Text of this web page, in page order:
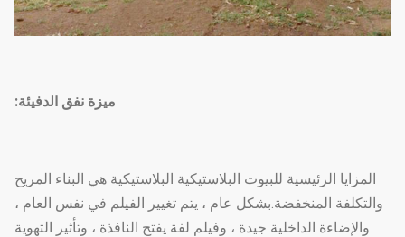
ميزة نفق الدفيئة:
المزايا الرئيسية للبيوت البلاستيكية البلاستيكية هي البناء المريح
والتكلفة المنخفضة.بشكل عام ، يتم تغيير الفيلم في نفس العام ،
والإضاءة الداخلية جيدة ، وفيلم لفة يفتح النافذة ، وتأثير التهوية